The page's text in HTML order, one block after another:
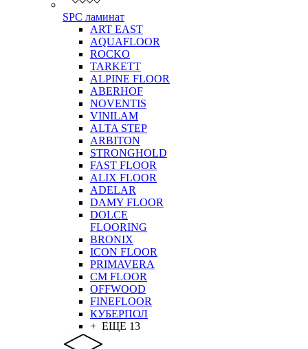
SPC ламинат
ART EAST
AQUAFLOOR
ROCKO
TARKETT
ALPINE FLOOR
ABERHOF
NOVENTIS
VINILAM
ALTA STEP
ARBITON
STRONGHOLD
FAST FLOOR
ALIX FLOOR
ADELAR
DAMY FLOOR
DOLCE
FLOORING
BRONIX
ICON FLOOR
PRIMAVERA
CM FLOOR
OFFWOOD
FINEFLOOR
КУБЕРПОЛ
+ ЕЩЕ 13